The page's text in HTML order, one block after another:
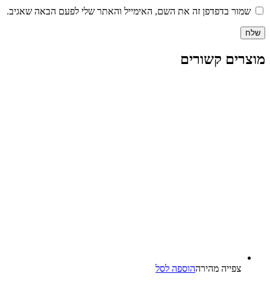
שמור בדפדפן זה את השם, האימייל והאתר שלי לפעם הבאה שאגיב.
מוצרים קשורים
צפייה‬ ‫מהירה‬הוספה לסל